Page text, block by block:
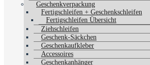
Geschenkverpackung
Fertigschleifen + Geschenkschleifen
Fertigschleifen Übersicht
Ziehschleifen
Geschenk-Säckchen
Geschenkaufkleber
Accessoires
Geschenkanhänger